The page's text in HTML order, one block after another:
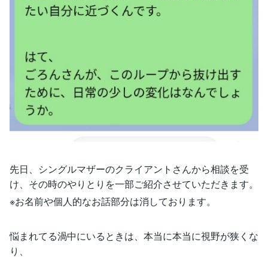
先日、シングルマザーのクライアントさんから相談を受
け、その時のやりとりを一部ご紹介させていただきます。
※お名前や個人的なお話部分は消しております。
悩まれてる渦中にいるときは、本当に本当に視野が狭くな
り、